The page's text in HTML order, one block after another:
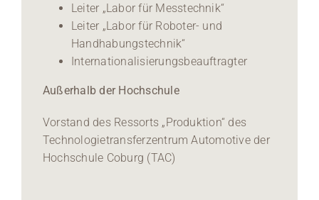
Leiter „Labor für Messtechnik“
Leiter „Labor für Roboter- und
Handhabungstechnik“
Internationalisierungsbeauftragter
Außerhalb der Hochschule
Vorstand des Ressorts „Produktion“ des
Technologietransferzentrum Automotive der
Hochschule Coburg (TAC)